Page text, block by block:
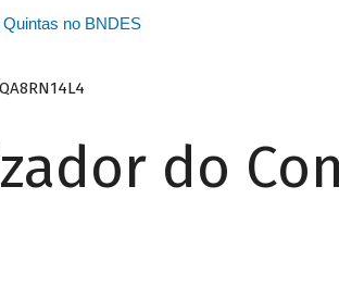
no BNDES
do